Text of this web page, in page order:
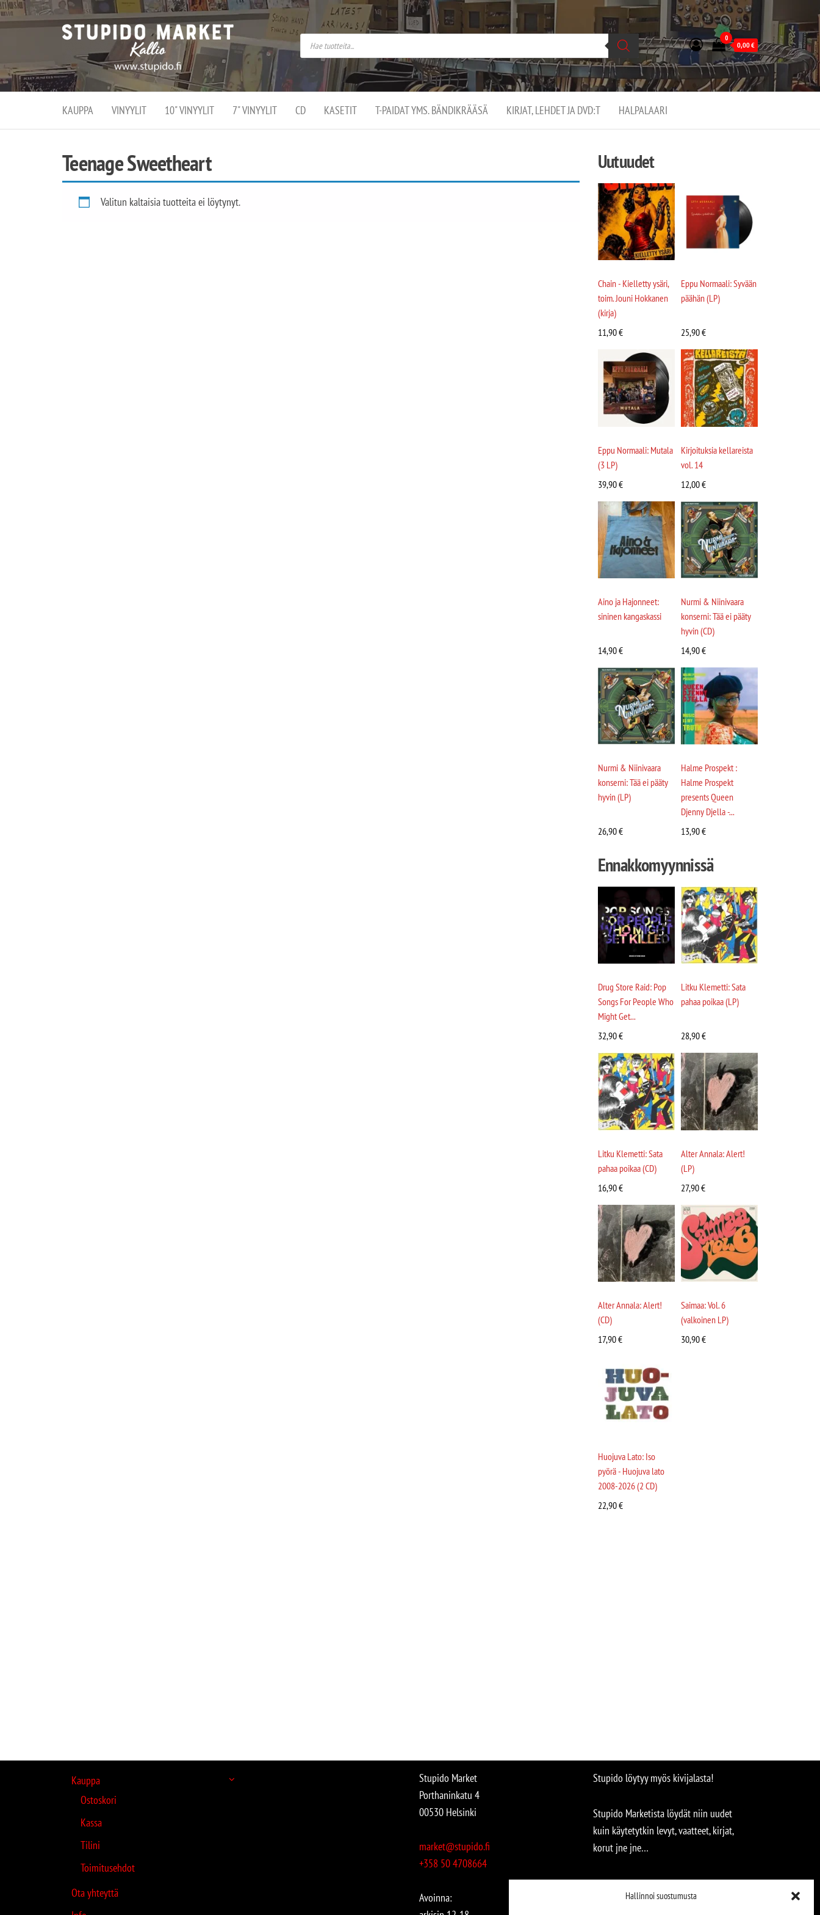
Hallinnoi suostumusta
Stupido
Market –
verkossa
ja
kivijalassa
Stupido Market on
vaihtoehtomusaan
erikoistunut
verkko- sekä
kivijalkakauppa
Helsingissä
Kallion
0
0,00€
KAUPPA VINYYLIT 10" VINYYLIT 7" VINYYLIT CD KASETIT T-PAIDAT YMS. BÄNDIKRÄÄSÄ KIRJAT, LEHDET JA DVD:T HALPALAARI
Teenage Sweetheart
Valitun kaltaisia tuotteita ei löytynyt.
Uutuudet
Chain - Kielletty ysäri,
toim. Jouni Hokkanen
(kirja)
11,90€
Eppu Normaali: Syvään
päähän (LP)
25,90€
Eppu Normaali: Mutala
(3 LP)
39,90€
Kirjoituksia kellareista
vol. 14
12,00€
Aino ja Hajonneet:
sininen kangaskassi
14,90€
Nurmi & Niinivaara
konserni: Tää ei pääty
hyvin (CD)
14,90€
Nurmi & Niinivaara
konserni: Tää ei pääty
hyvin (LP)
26,90€
Halme Prospekt :
Halme Prospekt
presents Queen
Djenny Djella -...
13,90€
Ennakkomyynnissä
Drug Store Raid: Pop
Songs For People Who
Might Get...
32,90€
Litku Klemetti: Sata
pahaa poikaa (LP)
28,90€
Litku Klemetti: Sata
pahaa poikaa (CD)
16,90€
Alter Annala: Alert!
(LP)
27,90€
Alter Annala: Alert!
(CD)
17,90€
Saimaa: Vol. 6
(valkoinen LP)
30,90€
Huojuva Lato: Iso
pyörä - Huojuva lato
2008-2026 (2 CD)
22,90€
Kauppa
Ostoskori
Kassa
Tilini
Toimitusehdot
Ota yhteyttä
Stupido Market
Porthaninkatu 4
00530 Helsinki
market@stupido.fi
+358 50 4708664
Avoinna:
Stupido löytyy myös kivijalasta!
Stupido Marketista löydät niin uudet
kuin käytetytkin levyt, vaatteet, kirjat,
korut jne jne…